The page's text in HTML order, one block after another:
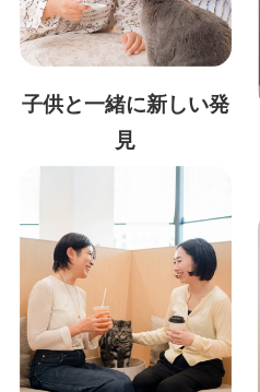
子供と一緒に新しい発
見